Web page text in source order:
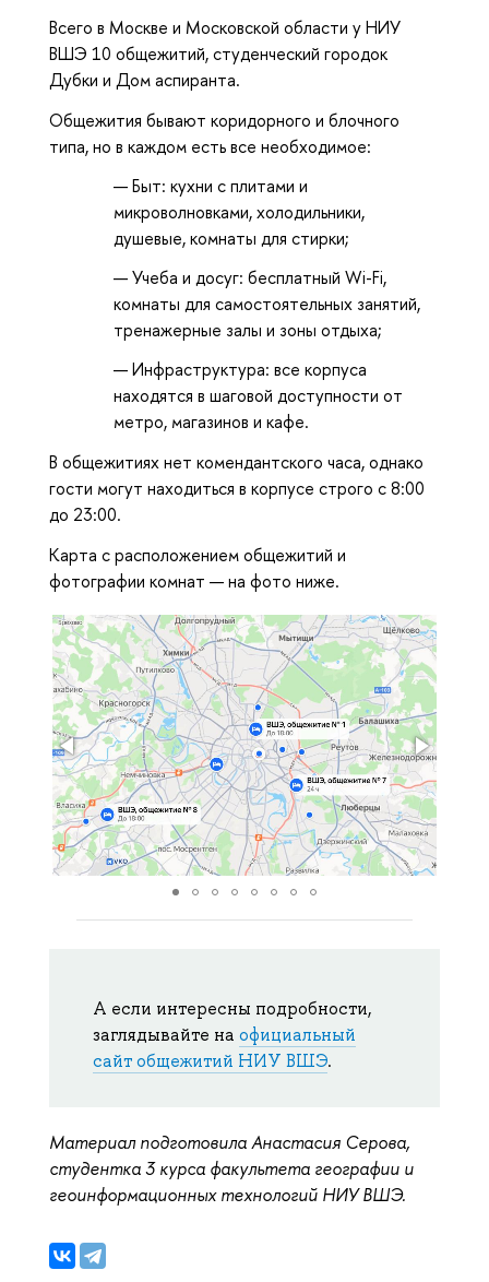
Всего в Москве и Московской области у НИУ
ВШЭ 10 общежитий, студенческий городок
Дубки и Дом аспиранта.
Общежития бывают коридорного и блочного
типа, но в каждом есть все необходимое:
Быт: кухни с плитами и
микроволновками, холодильники,
душевые, комнаты для стирки;
Учеба и досуг: бесплатный Wi-Fi,
комнаты для самостоятельных занятий,
тренажерные залы и зоны отдыха;
Инфраструктура: все корпуса
находятся в шаговой доступности от
метро, магазинов и кафе.
В общежитиях нет комендантского часа, однако
гости могут находиться в корпусе строго с 8:00
до 23:00.
Карта с расположением общежитий и
фотографии комнат — на фото ниже.
А если интересны подробности,
заглядывайте на официальный
сайт общежитий НИУ ВШЭ.
Материал подготовила Анастасия Серова,
студентка 3 курса факультета географии и
геоинформационных технологий НИУ ВШЭ.